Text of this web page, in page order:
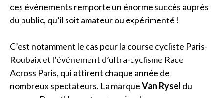
ces événements remporte un énorme succès auprès
du public, qu’il soit amateur ou expérimenté !
C’est notamment le cas pour la course cycliste Paris-
Roubaix et l’événement d’ultra-cyclisme Race
Across Paris, qui attirent chaque année de
nombreux spectateurs. La marqueVan Rysel du